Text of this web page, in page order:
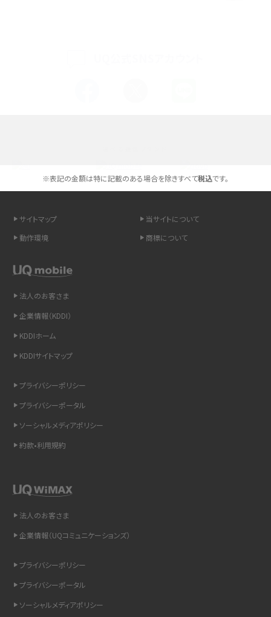
LINEの引き継ぎ方法は？対象データや事前準備・条件・注意点などを解説
LINEの通知がこない時の原因と対処法9選！設定の確認手順も解説
非通知設定とは？184で電話をかける方法やiPhone・Androidの設定を解説
スマホのウィジェットとは？iPhone・Androidの設定方法やおススメを紹介
リプライ機能とは？LINE、X（旧Twitter）、Instagram、TikTokで送る方法を解説
インスタのDMの送り方は？便利機能の使い方や注意点をわかりやすく解説
Bluetooth®とは？Wi-Fiとの違いやスマホ・PCとの接続方法を解説
「iPhoneを探す」の使い方と設定方法を紹介！ブラウザやアプリから探す方法を
紹介
※表記の金額は特に記載のある場合を除きすべて税込です。
サイトマップ
当サイトについて
動作環境
商標について
法人のお客さま
企業情報（KDDI）
KDDIホーム
KDDIサイトマップ
プライバシーポリシー
プライバシーポータル
ソーシャルメディアポリシー
約款•利用規約
法人のお客さま
企業情報（UQコミュニケーションズ）
プライバシーポリシー
プライバシーポータル
ソーシャルメディアポリシー